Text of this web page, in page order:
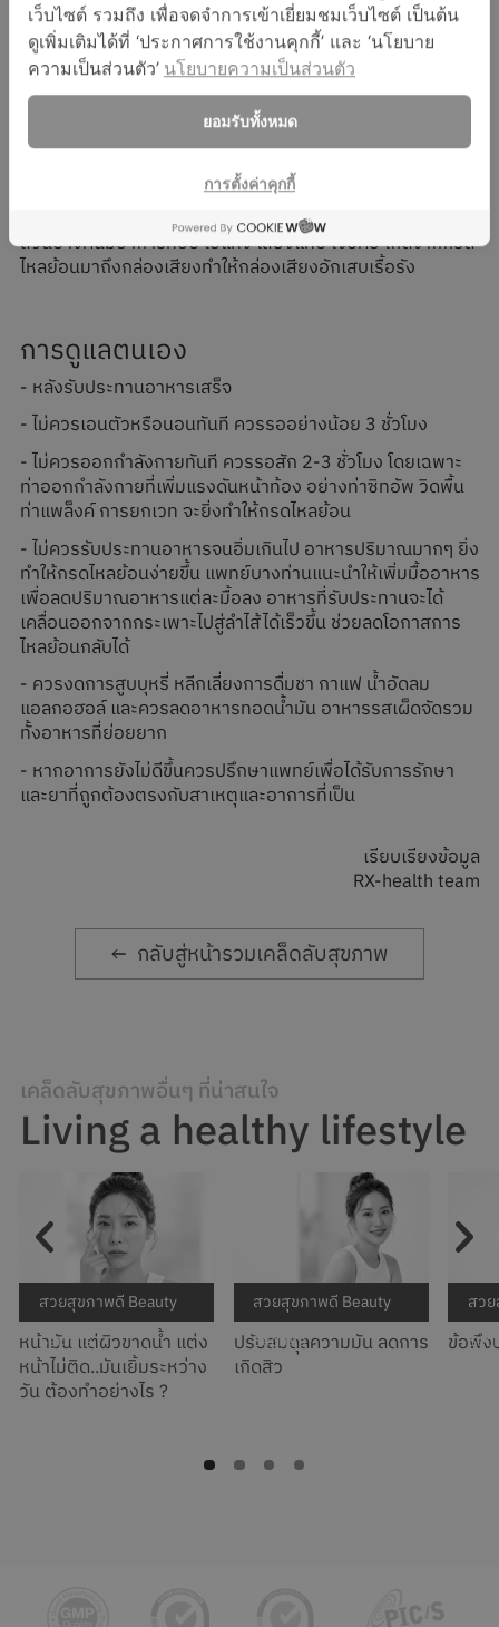
มาทำความรู้จักโรคกรดไหลย้อนกันก่อน
โรคกรดไหลย้อนหรือที่เรียกสั้นๆ ว่าเกิ๊ร์ด(GERD ย่อมาจาก
Gastro-Esophageal Reflux Disease)
มีทั้งน้ำย่อยและกรดในกระเพาะไหลย้อนขึ้นไปตามหลอดอาหาร
ทำให้เกิดความรู้สึกแสบร้อนบริเวณลิ้นปี่ขึ้นมาที่หน้าอกและลำ
เรอและมีน้ำรสเปรี้ยวหรือขมขึ้นมาในปาก คนที่มีการขย้อน
น้ำและอาหารขั้นรุนแรง อาจสำลักเข้าปอดจนเกิดปอดอักเสบได้
ส่วนบางคนมีอาการหอบ ไอแห้ง เสียงแหบ เจ็บคอ เกิดจากกรด
ไหลย้อนมาถึงกล่องเสียงทำให้กล่องเสียงอักเสบเรื้อรัง
การดูแลตนเอง
- หลังรับประทานอาหารเสร็จ
- ไม่ควรเอนตัวหรือนอนทันที ควรรออย่างน้อย 3 ชั่วโมง
- ไม่ควรออกกำลังกายทันที ควรรอสัก 2-3 ชั่วโมง โดยเฉพาะ
ท่าออกกำลังกายที่เพิ่มแรงดันหน้าท้อง อย่างท่าซิทอัพ วิดพื้น
ท่าแพล็งค์ การยกเวท จะยิ่งทำให้กรดไหลย้อน
- ไม่ควรรับประทานอาหารจนอิ่มเกินไป อาหารปริมาณมากๆ ยิ่ง
ทำให้กรดไหลย้อนง่ายขึ้น แพทย์บางท่านแนะนำให้เพิ่มมื้ออาหาร
เพื่อลดปริมาณอาหารแต่ละมื้อลง อาหารที่รับประทานจะได้
เคลื่อนออกจากกระเพาะไปสู่ลำไส้ได้เร็วขึ้น ช่วยลดโอกาสการ
ไหลย้อนกลับได้
- ควรงดการสูบบุหรี่ หลีกเลี่ยงการดื่มชา กาแฟ น้ำอัดลม
แอลกอฮอล์ และควรลดอาหารทอดน้ำมัน อาหารรสเผ็ดจัดรวม
ทั้งอาหารที่ย่อยยาก
- หากอาการยังไม่ดีขึ้นควรปรึกษาแพทย์เพื่อได้รับการรักษา
และยาที่ถูกต้องตรงกับสาเหตุและอาการที่เป็น
เรียบเรียงข้อมูล
RX-health team
กลับสู่หน้ารวมเคล็ดลับสุขภาพ
เคล็ดลับสุขภาพอื่นๆ ที่น่าสนใจ
Living a healthy lifestyle
สวยสุขภาพดี Beauty
Secrets
หน้ามัน แต่ผิวขาดน้ำ แต่ง
หน้าไม่ติด..มันเยิ้มระหว่าง
วัน ต้องทำอย่างไร ?
สวยสุขภาพดี Beauty
Secrets
ปรับสมดุลความมัน ลดการ
เกิดสิว
สว
ข้อพึง
เว็บไซต์ รวมถึง เพื่อจดจำการเข้าเยี่ยมชมเว็บไซต์ เป็นต้น
ดูเพิ่มเติมได้ที่ ‘ประกาศการใช้งานคุกกี้’ และ ‘นโยบาย
ความเป็นส่วนตัว’ นโยบายความเป็นส่วนตัว
ยอมรับทั้งหมด
การตั้งค่าคุกกี้